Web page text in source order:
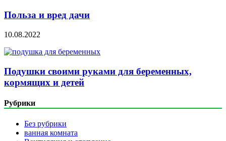
Польза и вред дачи
10.08.2022
Подушки своими руками для беременных,
кормящих и детей
Рубрики
Без рубрики
ванная комната